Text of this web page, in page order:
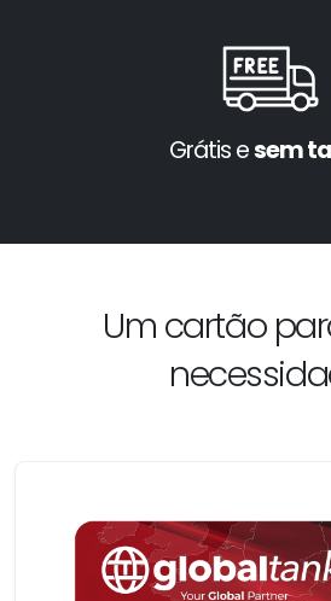
Grátis esem
Um cartão